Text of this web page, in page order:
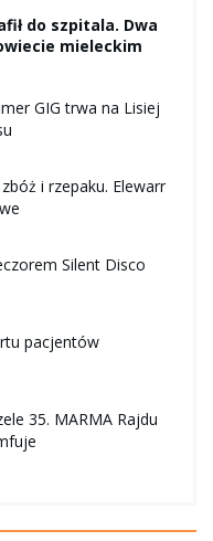
do szpitala. Dwa
mieleckim
GIG trwa na Lisiej
i rzepaku. Elewarr
Silent Disco
pacjentów
35. MARMA Rajdu